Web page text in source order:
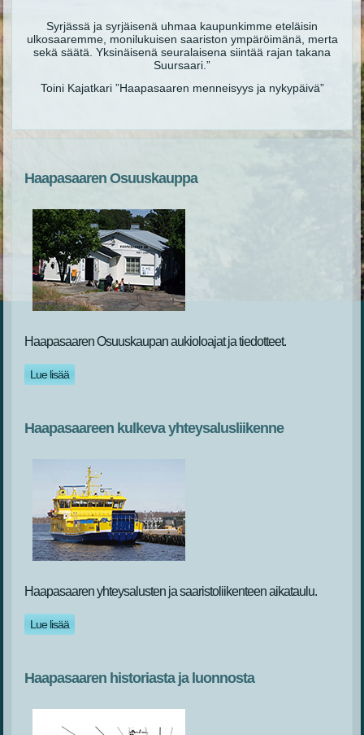
Syrjässä ja syrjäisenä uhmaa kaupunkimme eteläisin
ulkosaaremme, monilukuisen saariston ympäröimänä, merta
sekä säätä. Yksinäisenä seuralaisena siintää rajan takana
Suursaari.”
Toini Kajatkari ”Haapasaaren menneisyys ja nykypäivä”
Haapasaaren Osuuskauppa
Haapasaaren Osuuskaupan aukioloajat ja tiedotteet.
Lue lisää
Haapasaareen kulkeva yhteysalusliikenne
Haapasaaren yhteysalusten ja saaristoliikenteen aikataulu.
Lue lisää
Haapasaaren historiasta ja luonnosta